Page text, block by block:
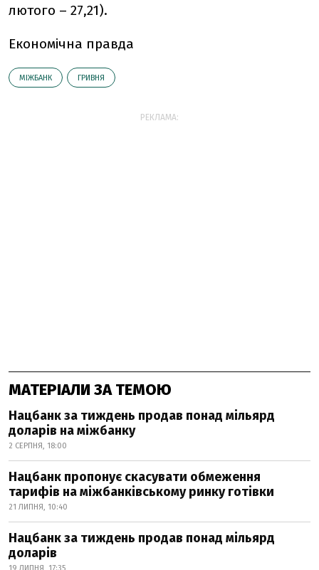
лютого – 27,21).
Економічна правда
МІЖБАНК ГРИВНЯ
РЕКЛАМА:
МАТЕРІАЛИ ЗА ТЕМОЮ
Нацбанк за тиждень продав понад мільярд
доларів на міжбанку
2 СЕРПНЯ, 18:00
Нацбанк пропонує скасувати обмеження
тарифів на міжбанківському ринку готівки
21 ЛИПНЯ, 10:40
Нацбанк за тиждень продав понад мільярд
доларів